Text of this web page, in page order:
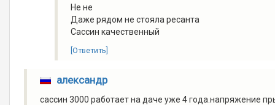
Не не
Даже рядом не стояла ресанта
Сассин качественный
[Ответить]
александр
сассин 3000 работает на даче уже 4 года.напряжение